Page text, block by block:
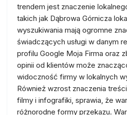
trendem jest znaczenie
takich jak Dąbrowa Górnicza
wyszukiwania mają ogromne
świadczących usługi w danym
profilu Google Moja Firma oraz
opinii od klientów może
widoczność firmy w lokalnych
Również wzrost znaczenia
filmy i infografiki, sprawia, że
różnorodne formy przekazu.